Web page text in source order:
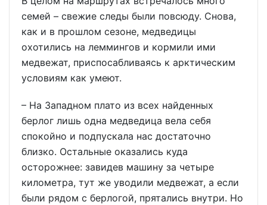
семей – свежие следы были повсюду. Снова,
как и в прошлом сезоне, медведицы
охотились на леммингов и кормили ими
медвежат, приспосабливаясь к арктическим
условиям как умеют.
– На Западном плато из всех найденных
берлог лишь одна медведица вела себя
спокойно и подпускала нас достаточно
близко. Остальные оказались куда
осторожнее: завидев машину за четыре
километра, тут же уводили медвежат, а если
были рядом с берлогой, прятались внутри. Но